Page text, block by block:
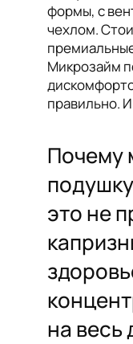
формы, с
чехлом.
Микрозайм
правильно.
Почему
это не
на весь